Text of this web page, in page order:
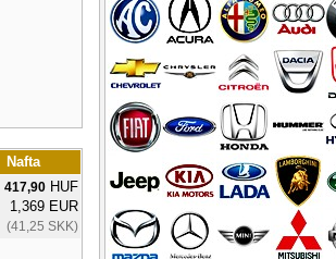
Nafta
417,90HUF
1,369 EUR
(41,25 SKK)